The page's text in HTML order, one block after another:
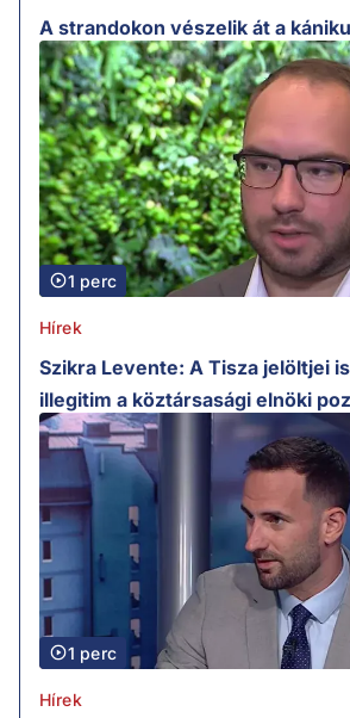
A strandokon vészelik át a
1 perc
Hírek
Szikra Levente: A Tisza jelöltjei
illegitim a köztársasági elnöki
1 perc
Hírek